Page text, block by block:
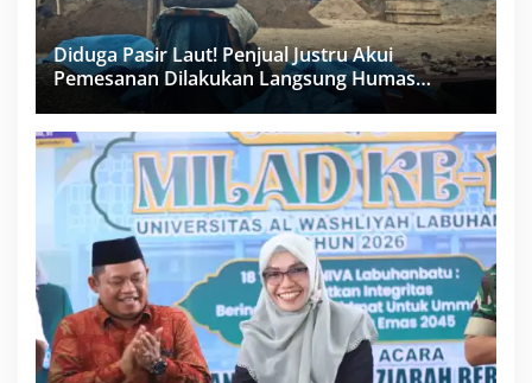
Diduga Pasir Laut! Penjual Justru Akui
Pemesanan Dilakukan Langsung Humas